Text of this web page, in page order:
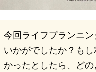
今回ライフプランニン
いかがでしたか？も
かったとしたら、どの